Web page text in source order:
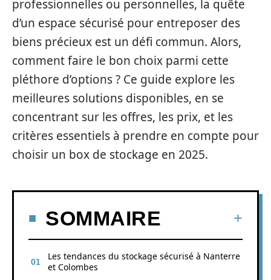
professionnelles ou personnelles, la quête
d’un espace sécurisé pour entreposer des
biens précieux est un défi commun. Alors,
comment faire le bon choix parmi cette
pléthore d’options ? Ce guide explore les
meilleures solutions disponibles, en se
concentrant sur les offres, les prix, et les
critères essentiels à prendre en compte pour
choisir un box de stockage en 2025.
SOMMAIRE
Les tendances du stockage sécurisé à Nanterre
et Colombes